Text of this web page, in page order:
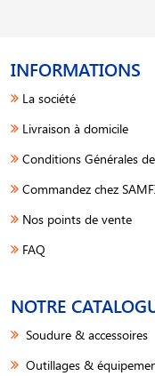
INFORMATIONS
La société
Livraison à domicile
Conditions Générales
Commandez chez
Nos points de vente
FAQ
NOTRE
Soudure & accessoires
Outillages &